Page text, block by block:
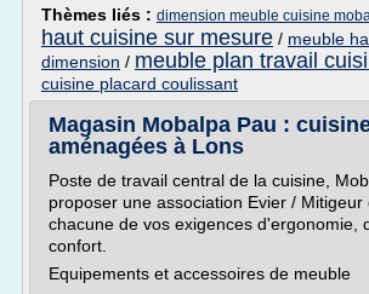
Thèmes liés : dimension meuble cuisine
haut cuisine sur mesure / meuble
dimension / meuble plan travail
cuisine placard coulissant
Magasin Mobalpa Pau :
aménagées à Lons
Poste de travail central de la cuisine,
proposer une association Evier / Mitigeur
chacune de vos exigences d'ergonomie,
confort.
Equipements et accessoires de meuble